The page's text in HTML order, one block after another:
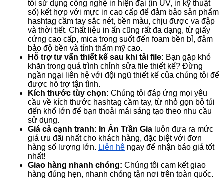
tôi sử dụng công nghệ in hiện đại (in UV, in kỹ thuật
số) kết hợp với mực in cao cấp để đảm bảo sản phẩm
hashtag cầm tay sắc nét, bền màu, chịu được va đập
và thời tiết. Chất liệu in ấn cũng rất đa dạng, từ giấy
cứng cao cấp, mica trong suốt đến foam bền bỉ, đảm
bảo độ bền và tính thẩm mỹ cao.
Hỗ trợ tư vấn thiết kế sau khi tải file: Bạn gặp khó
khăn trong quá trình chỉnh sửa file thiết kế? Đừng
ngần ngại liên hệ với đội ngũ thiết kế của chúng tôi để
được hỗ trợ tận tình.
Kích thước tùy chọn: Chúng tôi đáp ứng mọi yêu
cầu về kích thước hashtag cầm tay, từ nhỏ gọn bỏ túi
đến khổ lớn để bạn thoải mái sáng tạo theo nhu cầu
sử dụng.
Giá cả cạnh tranh: In Ấn Trần Gia luôn đưa ra mức
giá ưu đãi nhất cho khách hàng, đặc biệt với đơn
hàng số lượng lớn. Liên hệ ngay để nhận báo giá tốt
nhất!
Giao hàng nhanh chóng: Chúng tôi cam kết giao
hàng đúng hẹn, nhanh chóng tận nơi trên toàn quốc.